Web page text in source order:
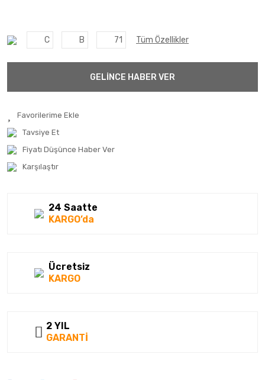
C B 71 Tüm Özellikler
GELİNCE HABER VER
Tavsiye Et
Fiyatı Düşünce Haber Ver
Karşılaştır
24 Saatte
KARGO’da
Ücretsiz
KARGO
2 YIL
GARANTİ